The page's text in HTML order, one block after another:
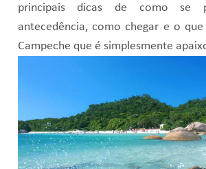
principais dicas de como se
antecedência, como chegar e o
Campeche que é simplesmente